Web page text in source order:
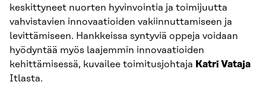
keskittyneet nuorten hyvinvointia ja toimijuutta
vahvistavien innovaatioiden vakiinnuttamiseen ja
levittämiseen. Hankkeissa syntyviä oppeja voidaan
hyödyntää myös laajemmin innovaatioiden
kehittämisessä, kuvailee toimitusjohtaja Katri Vataja
Itlasta.